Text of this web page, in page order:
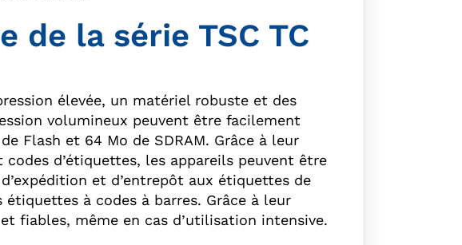
de la série TSC TC
élevée, un matériel robuste et des
volumineux peuvent être facilement
Flash et 64 Mo de SDRAM. Grâce à leur
d’étiquettes, les appareils peuvent être
et d’entrepôt aux étiquettes de
à codes à barres. Grâce à leur
fiables, même en cas d’utilisation intensive.